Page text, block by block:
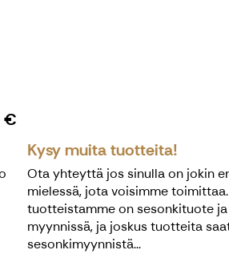
€
Kysy muita tuotteita!
Ota yhteyttä jos sinulla on jokin
mielessä, jota voisimme
tuotteistamme on sesonkituote ja
myynnissä, ja joskus tuotteita
sesonkimyynnistä...